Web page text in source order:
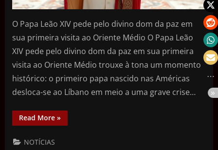
O Papa Leão XIV pede pelo divino dom da paz em
sua primeira visita ao Oriente Médio O Papa Leão
XIV pede pelo divino dom da paz em sua primeira
visita ao Oriente Médio trouxe à tona um momento
histórico: o primeiro papa nascido nas Américas
desloca-se ao Líbano em meio a uma grave crise…
Read More »
NOTÍCIAS